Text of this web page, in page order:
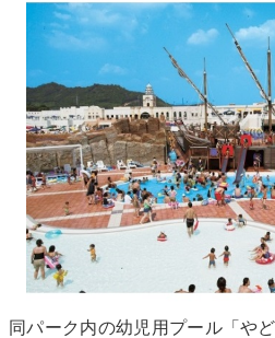
同パーク内の幼児用プール「や